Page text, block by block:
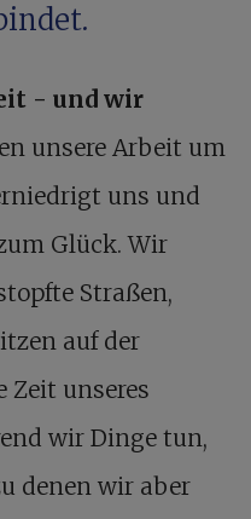
- und wir
unsere Arbeit um
uns und
Glück. Wir
Straßen,
auf der
Zeit unseres
wir Dinge tun,
denen wir aber